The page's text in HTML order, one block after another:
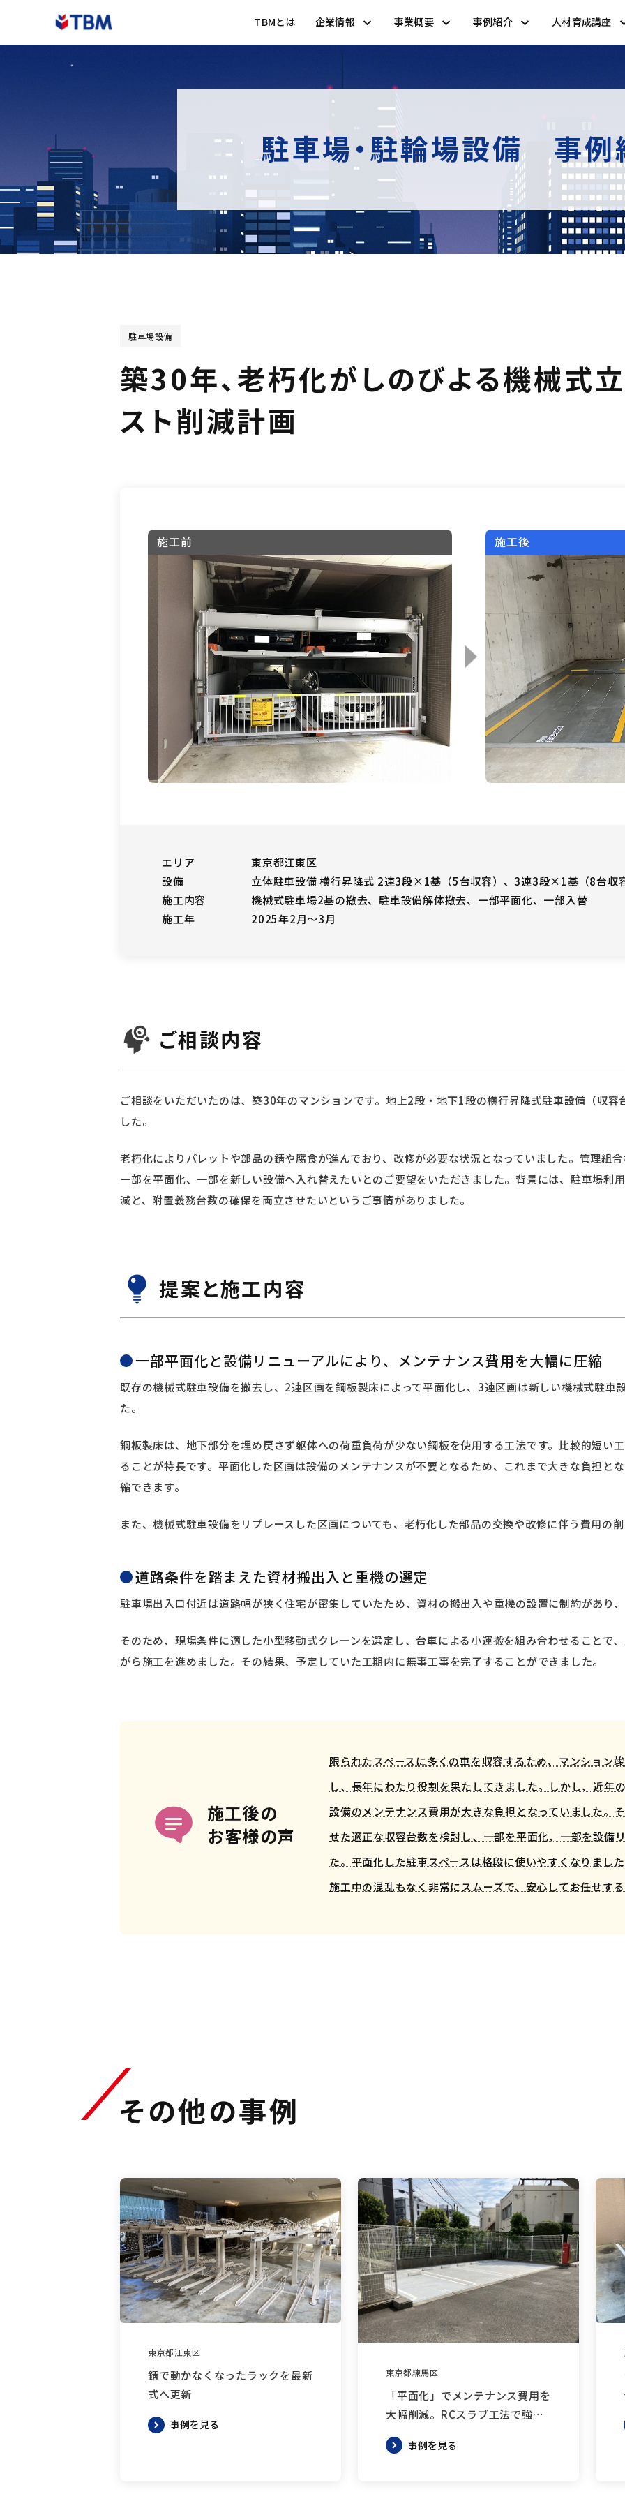
TBMとは 企業情報 事業概要 事例紹介 人材育成講座
駐車場・駐輪場設備 事例
駐車場設備
築30年、老朽化がしのびよる機械式
スト削減計画
施工前 施工後
エリア
東京都江東区
設備
立体駐車設備 横行昇降式 2連3段×1基（5台収容）、3連3段×1基（8台収
施工内容
機械式駐車場2基の撤去、駐車設備解体撤去、一部平面化、一部入替
施工年
2025年2月～3月
ご相談内容
ご相談をいただいたのは、築30年のマンションです。地上2段・地下1段の横行昇降式駐車設備（収
した。
老朽化によりパレットや部品の錆や腐食が進んでおり、改修が必要な状況となっていました。管理組
一部を平面化、一部を新しい設備へ入れ替えたいとのご要望をいただきました。背景には、駐車場利
減と、附置義務台数の確保を両立させたいというご事情がありました。
提案と施工内容
一部平面化と設備リニューアルにより、メンテナンス費用を大幅に圧縮
既存の機械式駐車設備を撤去し、2連区画を鋼板製床によって平面化し、3連区画は新しい機械式駐車
た。
鋼板製床は、地下部分を埋め戻さず躯体への荷重負荷が少ない鋼板を使用する工法です。比較的短い
ることが特長です。平面化した区画は設備のメンテナンスが不要となるため、これまで大きな負担と
縮できます。
また、機械式駐車設備をリプレースした区画についても、老朽化した部品の交換や改修に伴う費用の
道路条件を踏まえた資材搬出入と重機の選定
駐車場出入口付近は道路幅が狭く住宅が密集していたため、資材の搬出入や重機の設置に制約があり
そのため、現場条件に適した小型移動式クレーンを選定し、台車による小運搬を組み合わせることで
がら施工を進めました。その結果、予定していた工期内に無事工事を完了することができました。
施工後の
お客様の声
限られたスペースに多くの車を収容するため、マンション
し、長年にわたり役割を果たしてきました。しかし、近年
設備のメンテナンス費用が大きな負担となっていました。
せた適正な収容台数を検討し、一部を平面化、一部を設備
た。平面化した駐車スペースは格段に使いやすくなりまし
施工中の混乱もなく非常にスムーズで、安心してお任せす
その他の事例
東京都江東区
錆で動かなくなったラックを最新
式へ更新
事例を見る
東京都練馬区
「平面化」でメンテナンス費用を
大幅削減。RCスラブ工法で強度
と利便性を向上
事例を見る